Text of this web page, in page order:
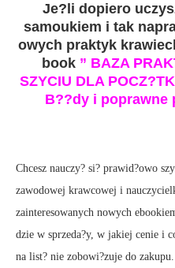
Je?li dopiero
samoukiem i tak
owych praktyk
book ” BAZA
SZYCIU DLA
B??dy i poprawne
Chcesz nauczy? si? prawid?owo
zawodowej krawcowej i
zainteresowanych nowych
dzie w sprzeda?y, w jakiej cenie i
na list? nie zobowi?zuje do